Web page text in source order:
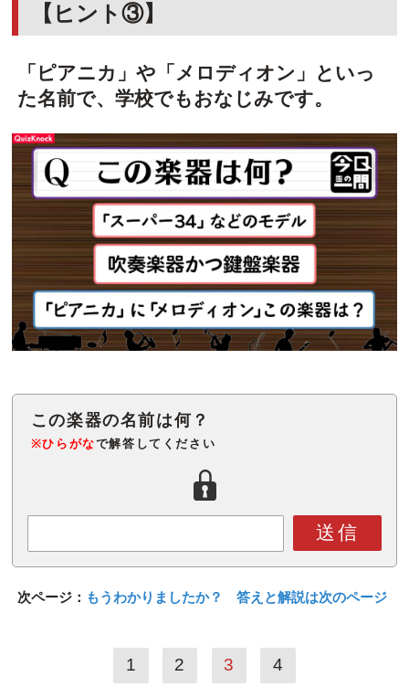
【ヒント③】
「ピアニカ」や「メロディオン」といっ
た名前で、学校でもおなじみです。
※ひらがなで解答してください
送信
次ページ： もうわかりましたか？ 答えと解説は次のページ
1 2 3 4